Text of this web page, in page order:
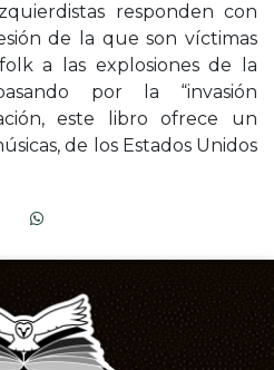
responden con
de la que son víctimas
a las explosiones de la
por la “invasión
este libro ofrece un
de los Estados Unidos